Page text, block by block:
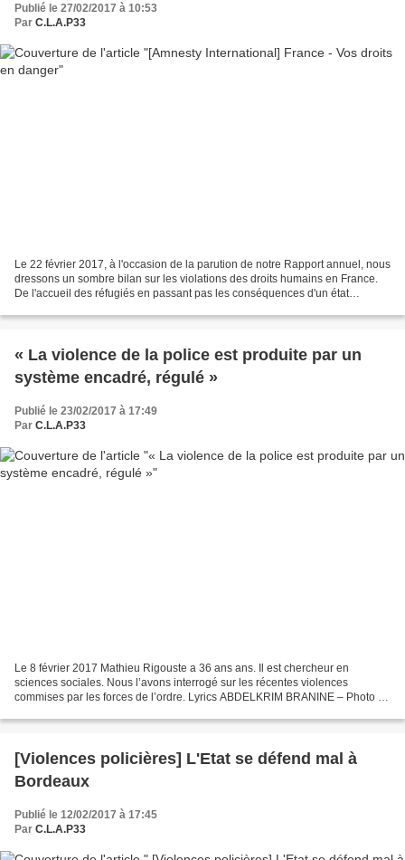
Publié le 27/02/2017 à 10:53
Par C.L.A.P33
Le 22 février 2017, à l'occasion de la parution de notre Rapport annuel, nous
dressons un sombre bilan sur les violations des droits humains en France.
De l'accueil des réfugiés en passant pas les conséquences d'un état
« La violence de la police est produite par un
système encadré, régulé »
Publié le 23/02/2017 à 17:49
Par C.L.A.P33
Le 8 février 2017 Mathieu Rigouste a 36 ans ans. Il est chercheur en
sciences sociales. Nous l’avons interrogé sur les récentes violences
commises par les forces de l’ordre. Lyrics ABDELKRIM BRANINE – Photo :
[Violences policières] L'Etat se défend mal à
Bordeaux
Publié le 12/02/2017 à 17:45
Par C.L.A.P33